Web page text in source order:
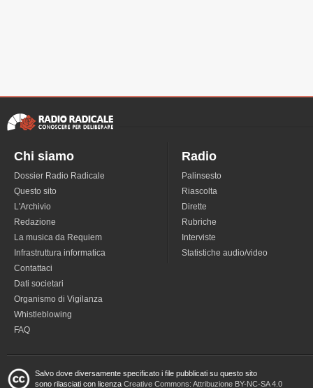
Chi siamo
Dossier Radio Radicale
Questo sito
L'Archivio
Redazione
La musica da Requiem
Infrastruttura informatica
Contattaci
Dati societari
Organismo di Vigilanza
Whistleblowing
FAQ
Radio
Palinsesto
Riascolta
Dirette
Rubriche
Interviste
Statistiche audio/video
Salvo dove diversamente specificato i file pubblicati su questo sito
sono rilasciati con licenza Creative Commons: Attribuzione BY-NC-SA 4.0